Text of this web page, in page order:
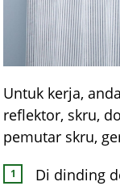
Untuk kerja,
reflektor, skru,
pemutar skru,
Di dinding